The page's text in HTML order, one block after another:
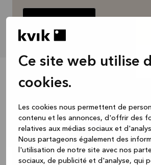
Ce site web utilise
cookies.
Les cookies nous permettent de
contenu et les annonces, d'offrir des
relatives aux médias sociaux et
Nous partageons également des
l'utilisation de notre site avec nos
sociaux, de publicité et d'analyse, qui